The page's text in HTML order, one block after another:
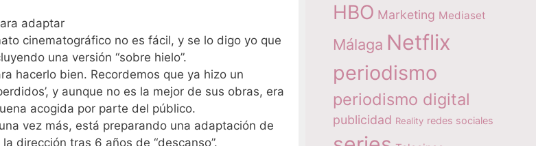
adaptar
cinematográfico no es fácil, y se lo digo yo que
una versión “sobre hielo”.
hacerlo bien. Recordemos que ya hizo un
y aunque no es la mejor de sus obras, era
acogida por parte del público.
vez más, está preparando una adaptación de
dirección tras 6 años de “descanso”.
HBO Marketing Mediaset
Málaga Netflix
periodismo
periodismo digital
publicidad Reality redes sociales